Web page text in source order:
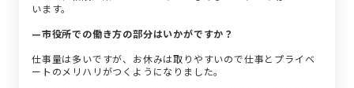
います。
—市役所での働き方の部分はいかがですか？
仕事量は多いですが、お休みは取りやすいので仕事とプライベ
ートのメリハリがつくようになりました。